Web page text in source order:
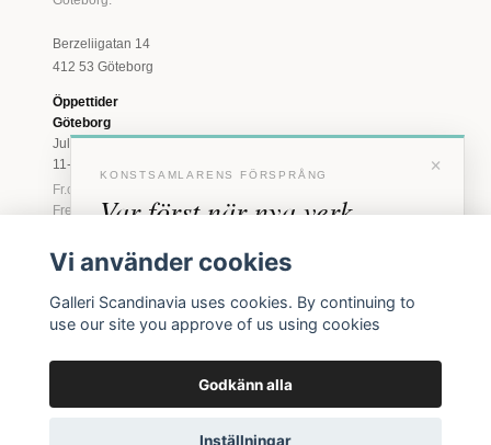
Berzeliigatan 14
412 53 Göteborg
Öppettider
Göteborg
Juli: Tis 11-18 · Lör
11-16
Fr.o.m. augusti: Tis-
Fre 11-18 · Lör 11-
Marstrand
2026
Tis-Fre 11-18 ·
×
KONSTSAMLARENS FÖRSPRÅNG
Var först när nya verk
anländer
inbjudningar till vernissage, innan vi annonserar
offentligt.
Inga erbjudanden. Bara konst som faktiskt säljs.
Vi använder cookies
Galleri Scandinavia uses cookies. By continuing to
use our site you approve of us using cookies
Godkänn alla
Inställningar